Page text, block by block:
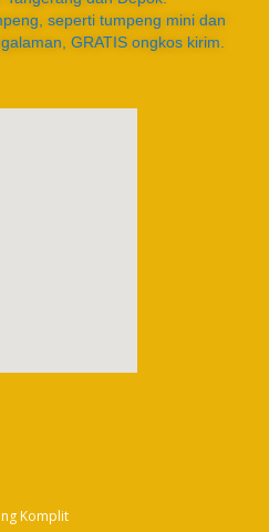
seperti tumpeng mini dan
GRATIS ongkos kirim.
Komplit